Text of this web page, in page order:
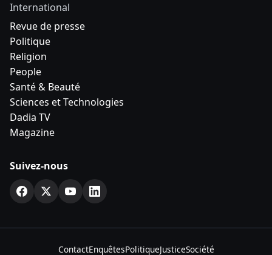
International
Revue de presse
Politique
Religion
People
Santé & Beauté
Sciences et Technologies
Dadia TV
Magazine
Suivez-nous
ContactEnquêtesPolitiqueJusticeSociété